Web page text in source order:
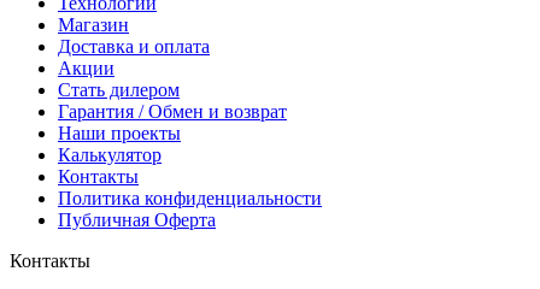
Магазин
Доставка и оплата
Акции
Стать дилером
Гарантия / Обмен и возврат
Наши проекты
Калькулятор
Контакты
Политика конфиденциальности
Публичная Оферта
Контакты